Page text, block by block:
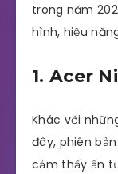
trong năm
hình, hiệu
1. Acer
Khác với
đây, phiên
cảm thấy ấn